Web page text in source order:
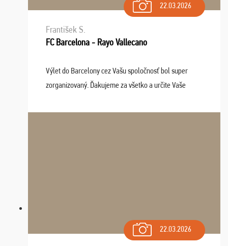
22.03.2026
František S.
FC Barcelona - Rayo Vallecano
Výlet do Barcelony cez Vašu spoločnosť bol super
zorganizovaný. Ďakujeme za všetko a určite Vaše
22.03.2026